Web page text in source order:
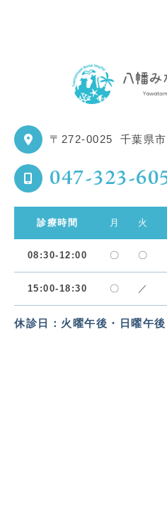
〒272-0025 千葉県
047-323-
診療時間 月 火
08:30-12:00 〇 〇
15:00-18:30 〇 ／
休診日：火曜午後・日曜午